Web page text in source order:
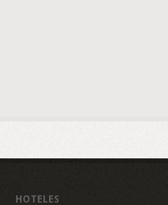
HOTELES